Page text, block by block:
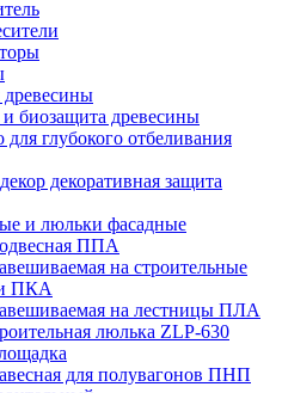
биозащита древесины
глубокого отбеливания
декоративная защита
и люльки фасадные
ППА
на строительные
ПКА
на лестницы ПЛА
люлька ZLP-630
для полувагонов ПНП